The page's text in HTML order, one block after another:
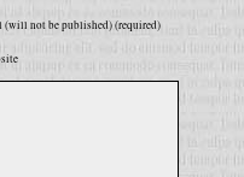
(will not be published) (required)